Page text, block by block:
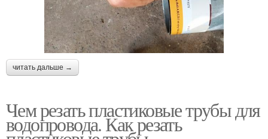
читать дальше →
Чем резать пластиковые трубы для
водопровода. Как резать